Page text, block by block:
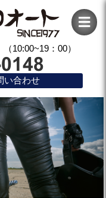
10:00~19：00）
い合わせ